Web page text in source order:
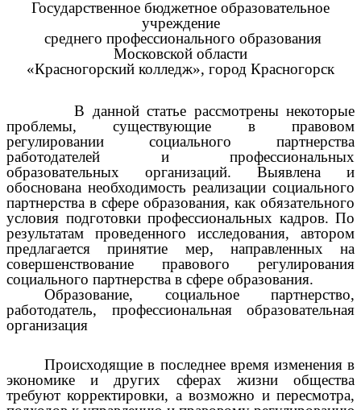
Государственное бюджетное образовательное
учреждение
среднего профессионального образования
Московской области
«Красногорский колледж», город Красногорск
В данной статье рассмотрены некоторые
проблемы, существующие в правовом
регулировании социального партнерства
работодателей и профессиональных
образовательных организаций. Выявлена и
обоснована необходимость реализации социального
партнерства в сфере образования, как обязательного
условия подготовки профессиональных кадров. По
результатам проведенного исследования, автором
предлагается принятие мер, направленных на
совершенствование правового регулирования
социального партнерства в сфере образования.
Образование, социальное партнерство,
работодатель, профессиональная образовательная
организация
Происходящие в последнее время изменения в
экономике и других сферах жизни общества
требуют корректировки, а возможно и пересмотра,